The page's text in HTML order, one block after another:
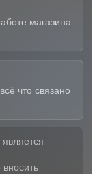
магазина
что связано